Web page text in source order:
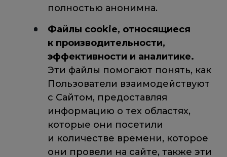
полностью анонимна.
Файлы cookie, относящиеся
к производительности,
эффективности и аналитике.
Эти файлы помогают понять, как
Пользователи взаимодействуют
с Сайтом, предоставляя
информацию о тех областях,
которые они посетили
и количестве времени, которое
они провели на сайте, также эти